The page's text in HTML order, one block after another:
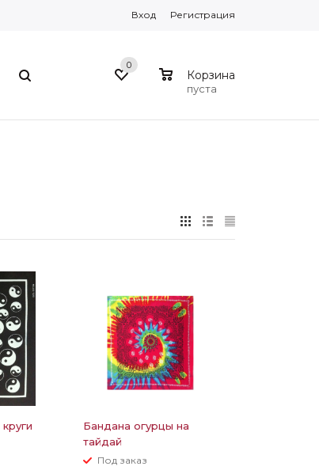
Вход Регистрация
0
Корзина
пуста
Бандана огурцы на
тайдай
Под заказ